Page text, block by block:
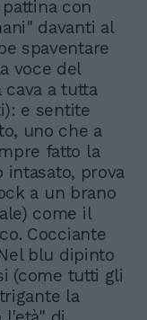
con
davanti al
spaventare
voce del
cava a tutta
e sentite
uno che a
fatto la
intasato, prova
a un brano
come il
Cocciante
blu dipinto
(come tutti gli
la